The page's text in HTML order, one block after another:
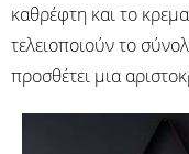
καθρέφτη και το
τελειοποιούν το
προσθέτει μια